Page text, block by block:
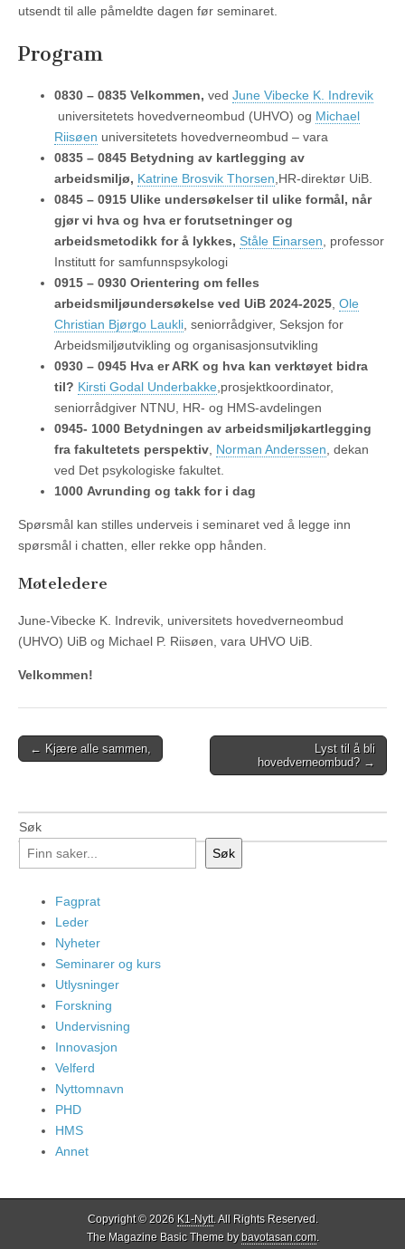
utsendt til alle påmeldte dagen før seminaret.
Program
0830 – 0835 Velkommen, ved June Vibecke K. Indrevik
universitetets hovedverneombud (UHVO) og Michael
Riisøen universitetets hovedverneombud – vara
0835 – 0845 Betydning av kartlegging av
arbeidsmiljø, Katrine Brosvik Thorsen,HR-direktør UiB.
0845 – 0915 Ulike undersøkelser til ulike formål, når
gjør vi hva og hva er forutsetninger og
arbeidsmetodikk for å lykkes, Ståle Einarsen, professor
Institutt for samfunnspsykologi
0915 – 0930 Orientering om felles
arbeidsmiljøundersøkelse ved UiB 2024-2025, Ole
Christian Bjørgo Laukli, seniorrådgiver, Seksjon for
Arbeidsmiljøutvikling og organisasjonsutvikling
0930 – 0945 Hva er ARK og hva kan verktøyet bidra
til? Kirsti Godal Underbakke,prosjektkoordinator,
seniorrådgiver NTNU, HR- og HMS-avdelingen
0945- 1000 Betydningen av arbeidsmiljøkartlegging
fra fakultetets perspektiv, Norman Anderssen, dekan
ved Det psykologiske fakultet.
1000 Avrunding og takk for i dag
Spørsmål kan stilles underveis i seminaret ved å legge inn
spørsmål i chatten, eller rekke opp hånden.
Møteledere
June-Vibecke K. Indrevik, universitets hovedverneombud
(UHVO) UiB og Michael P. Riisøen, vara UHVO UiB.
Velkommen!
Post
← Kjære alle sammen,
Lyst til å bli
hovedverneombud? →
Søk
Søk
Fagprat
Leder
Nyheter
Seminarer og kurs
Utlysninger
Forskning
Undervisning
Innovasjon
Velferd
Nyttomnavn
PHD
HMS
Annet
Copyright © 2026 K1-Nytt. All Rights Reserved.
The Magazine Basic Theme bybavotasan.com.